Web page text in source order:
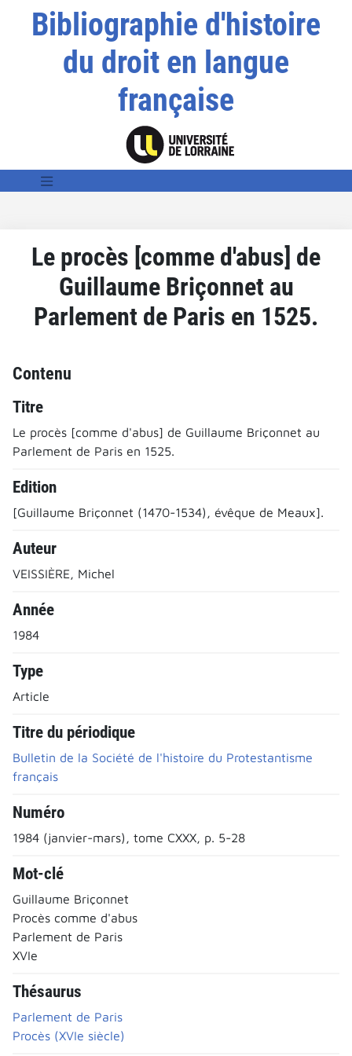
Bibliographie d'histoire
du droit en langue
française
Le procès [comme d'abus] de
Guillaume Briçonnet au
Parlement de Paris en 1525.
Contenu
Titre
Le procès [comme d'abus] de Guillaume Briçonnet au
Parlement de Paris en 1525.
Edition
[Guillaume Briçonnet (1470-1534), évêque de Meaux].
Auteur
VEISSIÈRE, Michel
Année
1984
Type
Article
Titre du périodique
Bulletin de la Société de l'histoire du Protestantisme
français
Numéro
1984 (janvier-mars), tome CXXX, p. 5-28
Mot-clé
Guillaume Briçonnet
Procès comme d'abus
Parlement de Paris
XVIe
Thésaurus
Parlement de Paris
Procès (XVIe siècle)